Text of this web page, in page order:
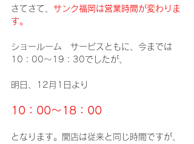
さてさて、 サンク福岡は営業時間が変わりま
す。
ショールーム　サービスともに、今までは
10：00～19：30でしたが、
明日、12月1日より
10：00～18：00
となります。開店は従来と同じ時間ですが、